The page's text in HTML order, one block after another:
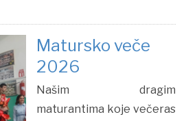
Matursko veče
2026
Našim dragim
maturantima koje večeras